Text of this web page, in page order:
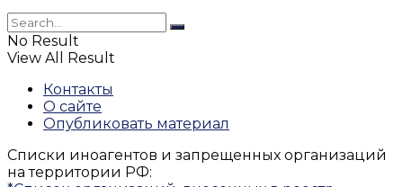
No Result
View All Result
Контакты
О сайте
Опубликовать материал
Списки иноагентов и запрещенных организаций
на территории РФ: